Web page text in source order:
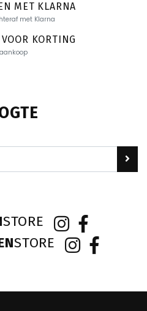
MET KLARNA
met Klarna
KORTING
STORE
STORE